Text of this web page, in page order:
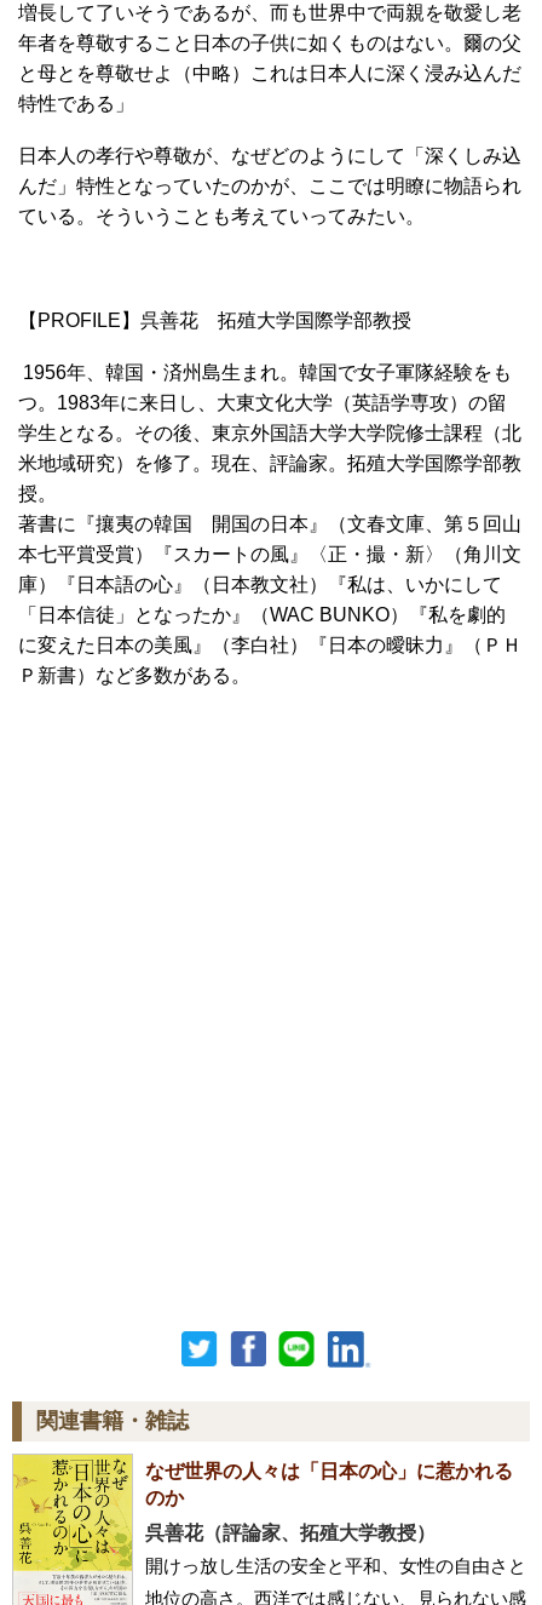
増長して了いそうであるが、而も世界中で両親を敬愛し老
年者を尊敬すること日本の子供に如くものはない。爾の父
と母とを尊敬せよ（中略）これは日本人に深く浸み込んだ
特性である」
日本人の孝行や尊敬が、なぜどのようにして「深くしみ込
んだ」特性となっていたのかが、ここでは明瞭に物語られ
ている。そういうことも考えていってみたい。
【PROFILE】呉善花 拓殖大学国際学部教授
1956年、韓国・済州島生まれ。韓国で女子軍隊経験をも
つ。1983年に来日し、大東文化大学（英語学専攻）の留
学生となる。その後、東京外国語大学大学院修士課程（北
米地域研究）を修了。現在、評論家。拓殖大学国際学部教
授。
著書に『攘夷の韓国 開国の日本』（文春文庫、第５回山
本七平賞受賞）『スカートの風』〈正・撮・新〉（角川文
庫）『日本語の心』（日本教文社）『私は、いかにして
「日本信徒」となったか』（WAC BUNKO）『私を劇的
に変えた日本の美風』（李白社）『日本の曖昧力』（ＰＨ
Ｐ新書）など多数がある。
関連書籍・雑誌
なぜ世界の人々は「日本の心」に惹かれる
のか
呉善花（評論家、拓殖大学教授）
開けっ放し生活の安全と平和、女性の自由さと
地位の高さ。西洋では感じない、見られない感